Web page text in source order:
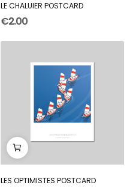
LE CHALUIER POSTCARD
€2.00
LES OPTIMISTES POSTCARD